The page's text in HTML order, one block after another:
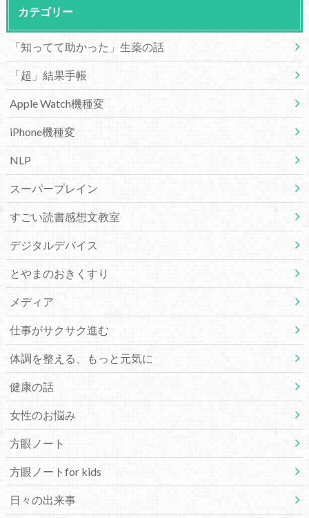
カテゴリー
「知ってて助かった」生薬の話
「超」結果手帳
Apple Watch機種変
iPhone機種変
NLP
スーパープレイン
すごい読書感想文教室
デジタルデバイス
とやまのおきくすり
メディア
仕事がサクサク進む
体調を整える、もっと元気に
健康の話
女性のお悩み
方眼ノート
方眼ノートfor kids
日々の出来事